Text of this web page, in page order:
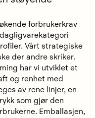
forbrukerkrav
Vårt strategiske
der andre skriker.
har vi utviklet et
og renhet med
av rene linjer, en
som gjør den
Emballasjen,